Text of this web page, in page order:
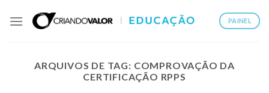
PAINEL
ARQUIVOS DE TAG: COMPROVAÇÃO DA
CERTIFICAÇÃO RPPS